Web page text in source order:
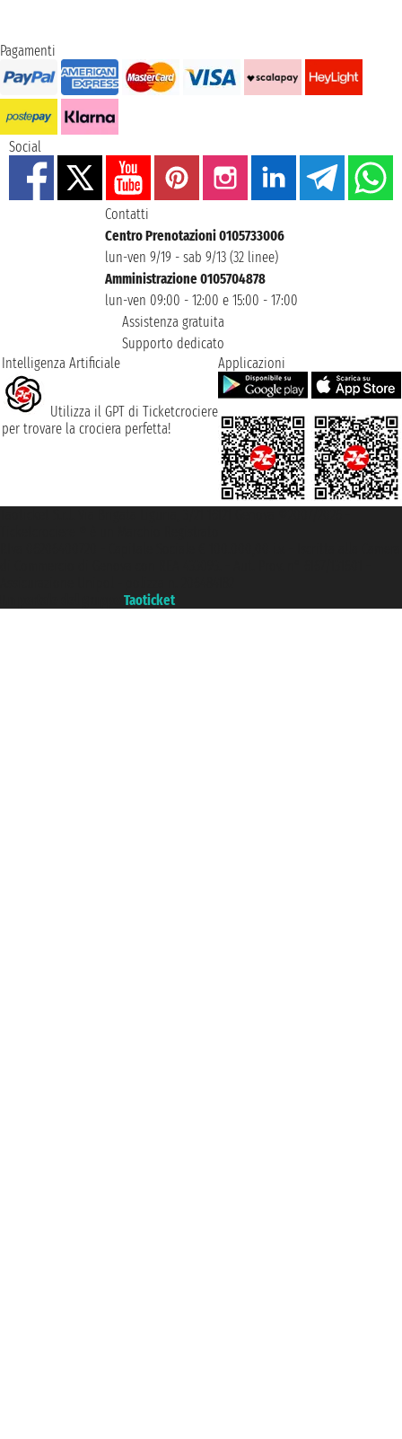
Pagamenti
Social
Contatti
Centro Prenotazioni 0105733006
lun-ven 9/19 - sab 9/13 (32 linee)
Amministrazione 0105704878
lun-ven 09:00 - 12:00 e 15:00 - 17:00
Assistenza gratuita
Supporto dedicato
Intelligenza Artificiale
Utilizza il GPT di Ticketcrociere
per trovare la crociera perfetta!
Applicazioni
Taoticket